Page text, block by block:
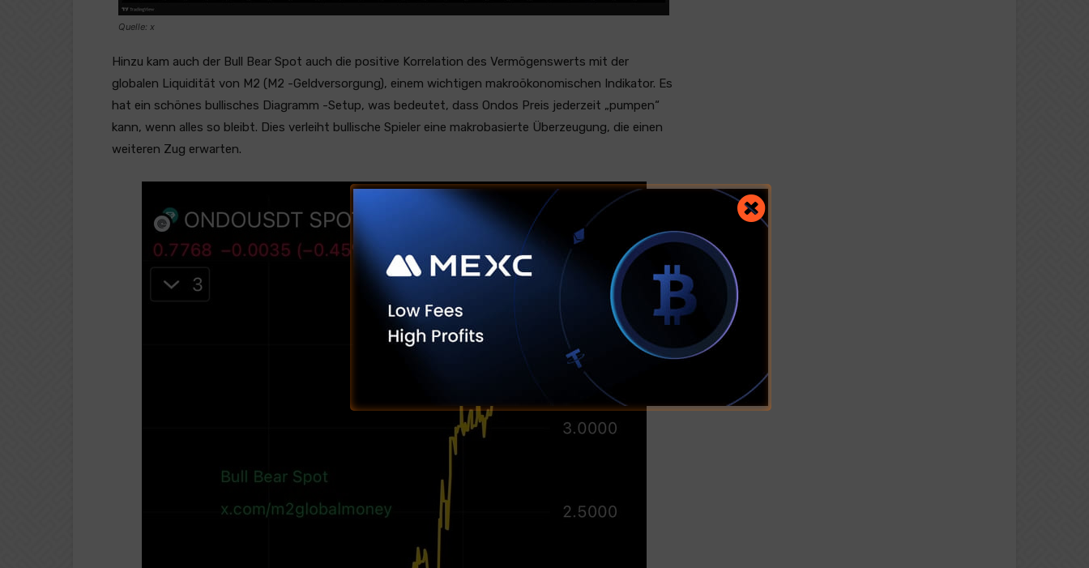
Quelle: x
Hinzu kam auch der Bull Bear Spot auch die positive Korrelation des Vermögenswerts mit der
globalen Liquidität von M2 (M2 -Geldversorgung), einem wichtigen makroökonomischen Indikator. Es
hat ein schönes bullisches Diagramm -Setup, was bedeutet, dass Ondos Preis jederzeit „pumpen“
kann, wenn alles so bleibt. Dies verleiht bullische Spieler eine makrobasierte Überzeugung, die einen
weiteren Zug erwarten.